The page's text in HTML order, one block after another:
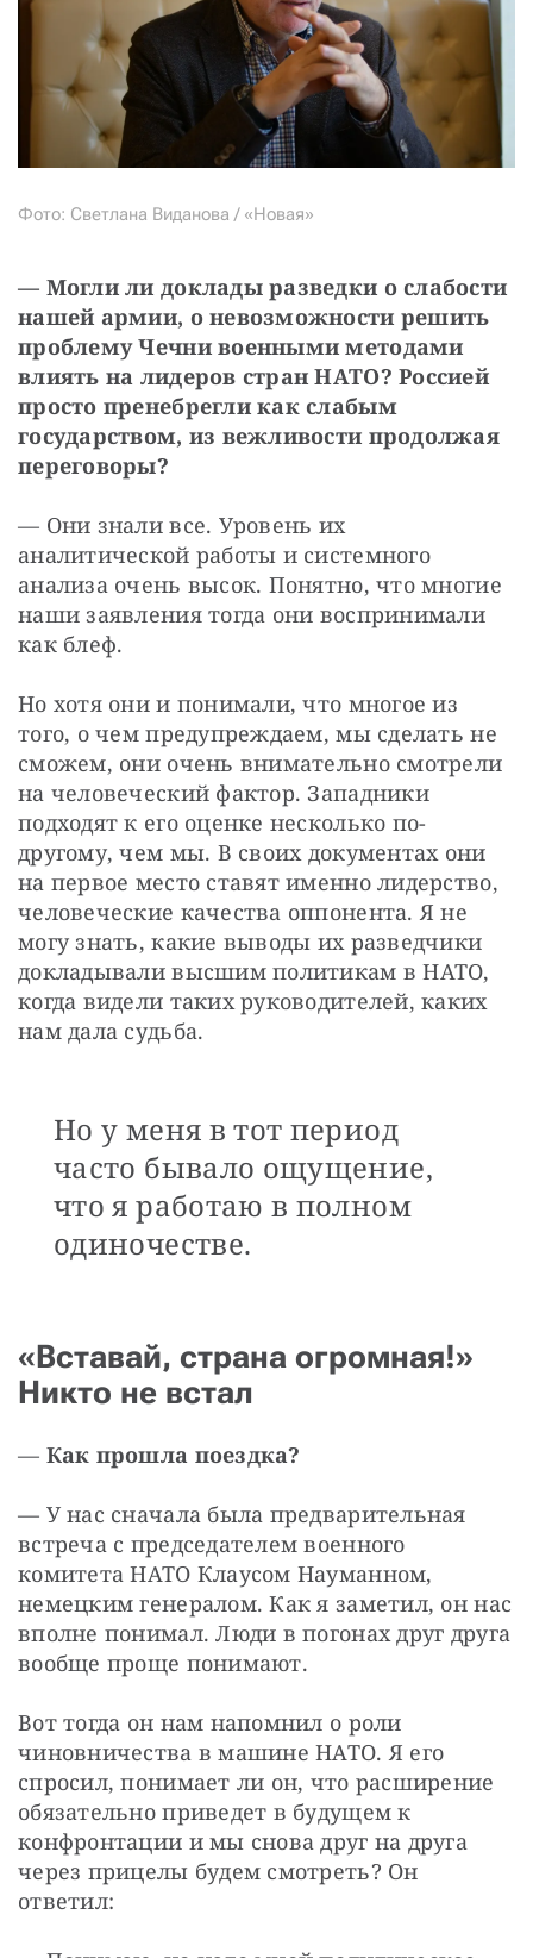
Фото: Светлана Виданова / «Новая»
— Могли ли доклады разведки о слабости
нашей армии, о невозможности решить
проблему Чечни военными методами
влиять на лидеров стран НАТО? Россией
просто пренебрегли как слабым
государством, из вежливости продолжая
переговоры?
— Они знали все. Уровень их
аналитической работы и системного
анализа очень высок. Понятно, что многие
наши заявления тогда они воспринимали
как блеф.
Но хотя они и понимали, что многое из
того, о чем предупреждаем, мы сделать не
сможем, они очень внимательно смотрели
на человеческий фактор. Западники
подходят к его оценке несколько по-
другому, чем мы. В своих документах они
на первое место ставят именно лидерство,
человеческие качества оппонента. Я не
могу знать, какие выводы их разведчики
докладывали высшим политикам в НАТО,
когда видели таких руководителей, каких
нам дала судьба.
Но у меня в тот период
часто бывало ощущение,
что я работаю в полном
одиночестве.
«Вставай, страна огромная!»
Никто не встал
— Как прошла поездка?
— У нас сначала была предварительная
встреча с председателем военного
комитета НАТО Клаусом Науманном,
немецким генералом. Как я заметил, он нас
вполне понимал. Люди в погонах друг друга
вообще проще понимают.
Вот тогда он нам напомнил о роли
чиновничества в машине НАТО. Я его
спросил, понимает ли он, что расширение
обязательно приведет в будущем к
конфронтации и мы снова друг на друга
через прицелы будем смотреть? Он
ответил: